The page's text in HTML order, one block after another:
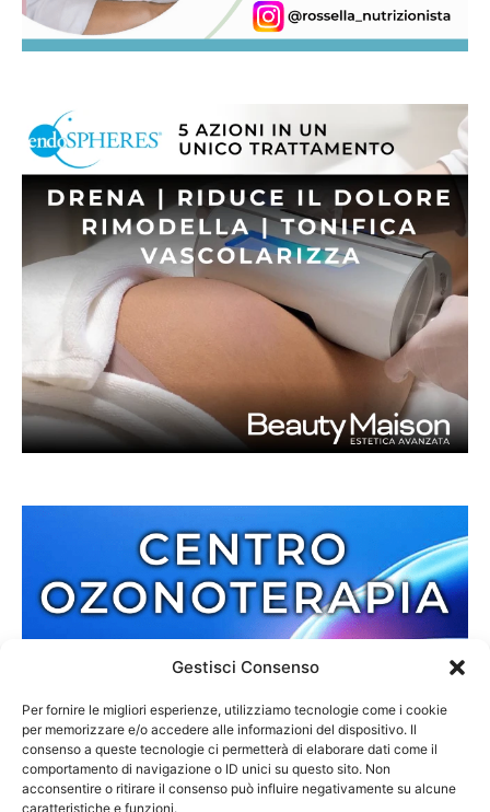
Gestisci Consenso
Per fornire le migliori esperienze, utilizziamo tecnologie come i cookie
per memorizzare e/o accedere alle informazioni del dispositivo. Il
consenso a queste tecnologie ci permetterà di elaborare dati come il
comportamento di navigazione o ID unici su questo sito. Non
acconsentire o ritirare il consenso può influire negativamente su alcune
caratteristiche e funzioni.